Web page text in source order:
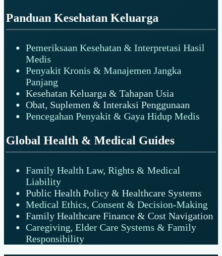
Panduan Kesehatan Keluarga
Pemeriksaan Kesehatan & Interpretasi Hasil
Medis
Penyakit Kronis & Manajemen Jangka
Panjang
Kesehatan Keluarga & Tahapan Usia
Obat, Suplemen & Interaksi Penggunaan
Pencegahan Penyakit & Gaya Hidup Medis
Global Health & Medical Guides
Family Health Law, Rights & Medical
Liability
Public Health Policy & Healthcare Systems
Medical Ethics, Consent & Decision-Making
Family Healthcare Finance & Cost Navigation
Caregiving, Elder Care Systems & Family
Responsibility